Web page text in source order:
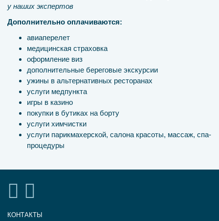
у наших экспертов
Дополнительно оплачиваются:
авиаперелет
медицинская страховка
оформление виз
дополнительные береговые экскурсии
ужины в альтернативных ресторанах
услуги медпункта
игры в казино
покупки в бутиках на борту
услуги химчистки
услуги парикмахерской, салона красоты, массаж, спа-
процедуры
КОНТАКТЫ